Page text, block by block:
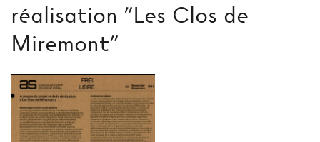
réalisation "Les Clos de
Miremont"